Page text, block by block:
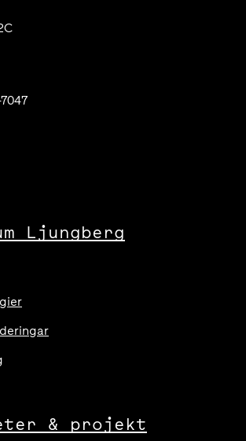
Ljungberg
& projekt